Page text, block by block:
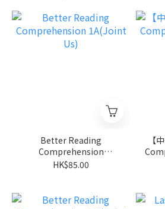
Better Reading
Comprehension
1A(Joint Us)
HK$85.00
【